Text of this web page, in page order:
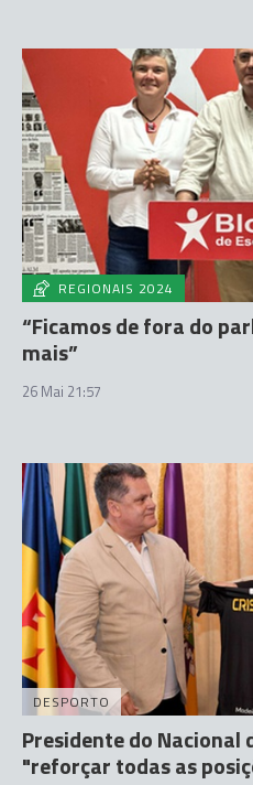
REGIONAIS 2024
“Ficamos de fora do
mais”
26 Mai 21:57
DESPORTO
Presidente do Nacional
"reforçar todas as